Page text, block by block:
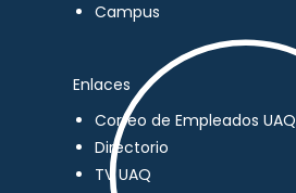
Campus
Enlaces
Correo de Empleados UAQ
Directorio
TV UAQ